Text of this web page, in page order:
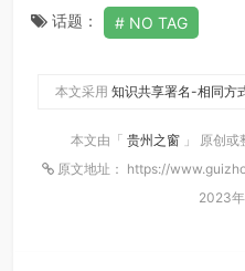
话题： NO TAG
本文采用 知识共享署名-相同方
本文由「 贵州之窗 」 原创或
原文地址： https://
2023